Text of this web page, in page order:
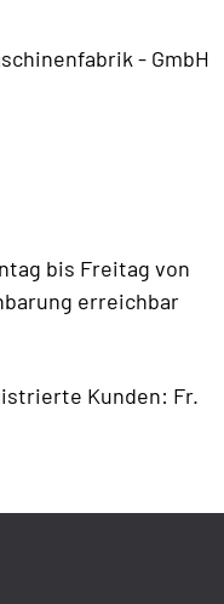
- GmbH
bis Freitag von
erreichbar
Kunden: Fr.